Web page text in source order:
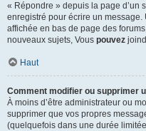
« Répondre » depuis la page d’un
enregistré pour écrire un
affichée en bas de page des
nouveaux sujets, Vous pouvez
Haut
Comment modifier ou supprimer
À moins d’être administrateur ou
supprimer que vos propres
(quelquefois dans une durée